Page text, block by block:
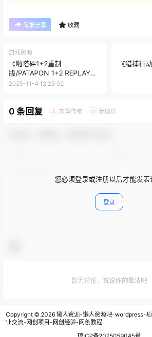
海报分享 收藏
游戏资源
《啪嗒砰1+2重制
版/PATAPON 1+2 REPLAY》
PC中文版下载-含v1.0.8
2025-11-4 12:23:02
《猎捕行
0 条回复 A 文章作者 M 管理员
您必须登录或注册以后才能发表
登录
暂无讨论，说说你的看法吧
Copyright © 2026 懒人资源-懒人资源吧-wordpress-
业交流-网创项目-网创经验-网创教程